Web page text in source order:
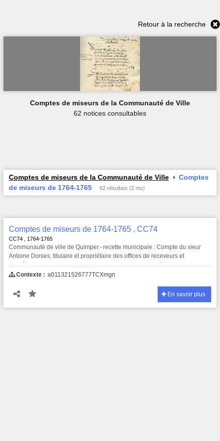
Retour à la recherche
Comptes de miseurs de la Communauté de Ville
62 notices consultables
Comptes de miseurs de la Communauté de Ville
Comptes
de miseurs de 1764-1765
62 résultats (2 ms)
Comptes de miseurs de 1764-1765 , CC74
CC74 , 1764-1765
Communauté de ville de Quimper.- recette municipale : Compte du sieur
Antoine Donies, titulaire et propriétaire des offices de receveurs et
contrôleur des deniers communs de cette ville commencé le premier janvier
1764 et fini au dernier décembre 1765.
Contexte : a011321526777TCXmgn
En savoir plus